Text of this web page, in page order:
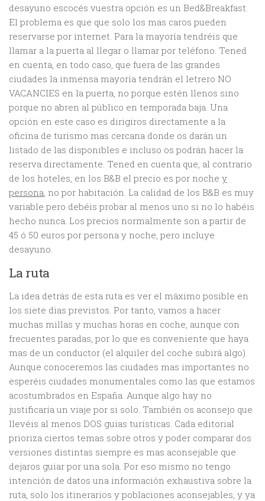
desayuno escocés vuestra opción es un Bed&Breakfast.
El problema es que que solo los mas caros pueden
reservarse por internet. Para la mayoría tendréis que
llamar a la puerta al llegar o llamar por teléfono. Tened
en cuenta, en todo caso, que fuera de las grandes
ciudades la inmensa mayoría tendrán el letrero NO
VACANCIES en la puerta, no porque estén llenos sino
porque no abren al público en temporada baja. Una
opción en este caso es dirigiros directamente a la
oficina de turismo mas cercana donde os darán un
listado de las disponibles e incluso os podrán hacer la
reserva directamente. Tened en cuenta que, al contrario
de los hoteles, en los B&B el precio es por noche y
persona, no por habitación. La calidad de los B&B es muy
variable pero debéis probar al menos uno si no lo habéis
hecho nunca. Los precios normalmente son a partir de
45 ó 50 euros por persona y noche, pero incluye
desayuno.
La ruta
La idea detrás de esta ruta es ver el máximo posible en
los siete dias previstos. Por tanto, vamos a hacer
muchas millas y muchas horas en coche, aunque con
frecuentes paradas, por lo que es conveniente que haya
mas de un conductor (el alquiler del coche subirá algo).
Aunque conoceremos las ciudades mas importantes no
esperéis ciudades monumentales como las que estamos
acostumbrados en España. Aunque algo hay no
justificaría un viaje por si solo. También os aconsejo que
llevéis al menos DOS guias turísticas. Cada editorial
prioriza ciertos temas sobre otros y poder comparar dos
versiones distintas siempre es mas aconsejable que
dejaros guiar por una sola. Por eso mismo no tengo
intención de datos una información exhaustiva sobre la
ruta, solo los itinerarios y poblaciones aconsejables, y ya